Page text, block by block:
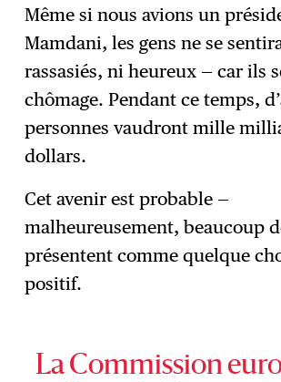
Même si nous avions un
Mamdani, les gens ne se
rassasiés, ni heureux — car ils
chômage. Pendant ce temps,
personnes vaudront mille
dollars.
Cet avenir est probable —
malheureusement, beaucoup
présentent comme quelque
positif.
La Commission